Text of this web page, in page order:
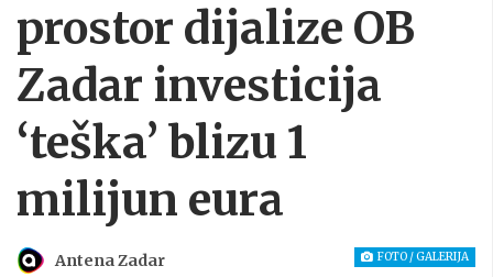
prostor dijalize OB
Zadar investicija
‘teška’ blizu 1
milijun eura
FOTO / GALERIJA
Antena Zadar